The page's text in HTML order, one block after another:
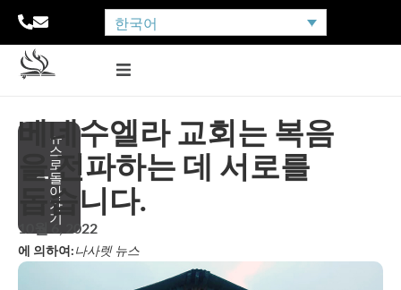
한국어
뉴
스
로
돌
아
가
기
베네수엘라 교회는 복음
을 전파하는 데 서로를
돕습니다.
10월 6, 2022
에 의하여:나사렛 뉴스